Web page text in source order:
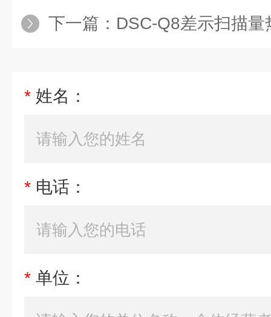
下一篇： DSC-Q8差示扫描量
* 姓名：
* 电话：
* 单位：